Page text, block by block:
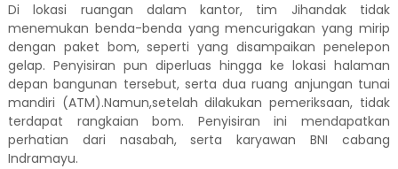
Di lokasi ruangan dalam kantor, tim Jihandak tidak
menemukan benda-benda yang mencurigakan yang mirip
dengan paket bom, seperti yang disampaikan penelepon
gelap. Penyisiran pun diperluas hingga ke lokasi halaman
depan bangunan tersebut, serta dua ruang anjungan tunai
mandiri (ATM).Namun,setelah dilakukan pemeriksaan, tidak
terdapat rangkaian bom. Penyisiran ini mendapatkan
perhatian dari nasabah, serta karyawan BNI cabang
Indramayu.